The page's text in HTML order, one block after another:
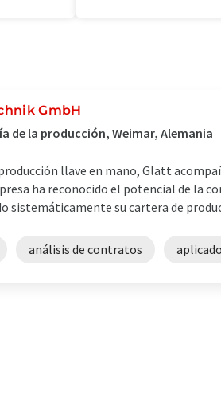
GmbH
de la producción, Weimar, Alemania
llave en mano, Glatt
ha reconocido el potencial de la
sistemáticamente su cartera de
análisis de contratos